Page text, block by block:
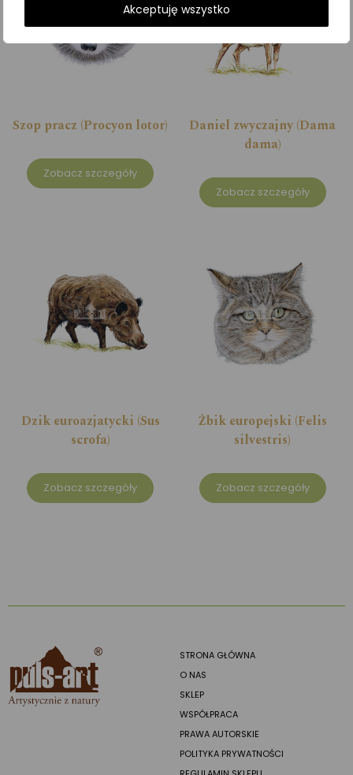
Akceptuję wszystko
Szop pracz (Procyon lotor)
Zobacz szczegóły
Daniel zwyczajny (Dama
dama)
Zobacz szczegóły
Dzik euroazjatycki (Sus
scrofa)
Zobacz szczegóły
Żbik europejski (Felis
silvestris)
Zobacz szczegóły
STRONA GŁÓWNA
O NAS
SKLEP
WSPÓŁPRACA
PRAWA AUTORSKIE
POLITYKA PRYWATNOŚCI